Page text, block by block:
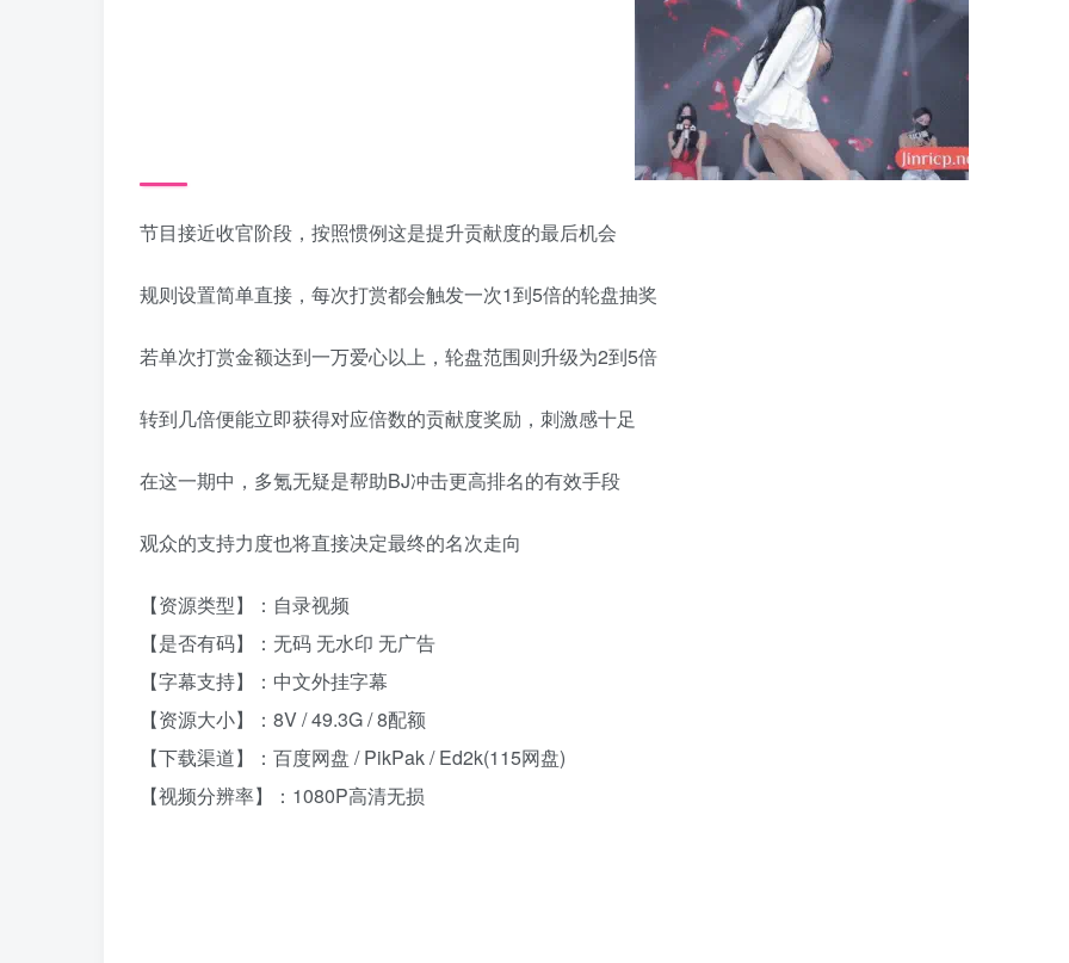
节目接近收官阶段，按照惯例这是提升贡献度的最后机会
规则设置简单直接，每次打赏都会触发一次1到5倍的轮盘抽奖
若单次打赏金额达到一万爱心以上，轮盘范围则升级为2到5倍
转到几倍便能立即获得对应倍数的贡献度奖励，刺激感十足
在这一期中，多氪无疑是帮助BJ冲击更高排名的有效手段
观众的支持力度也将直接决定最终的名次走向
【资源类型】：自录视频
【是否有码】：无码 无水印 无广告
【字幕支持】：中文外挂字幕
【资源大小】：8V / 49.3G / 8配额
【下载渠道】：百度网盘 / PikPak / Ed2k(115网盘)
【视频分辨率】：1080P高清无损